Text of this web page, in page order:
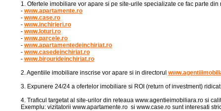
1. Ofertele imobiliare vor apare si pe site-urile specializate ce fac parte
- www.apartamente.ro
- www.case.ro
- www.inchirieri.ro
- www.loturi.ro
- www.parcele.ro
- www.apartamentedeinchiriat.ro
- www.casedeinchiriat.ro
- www.birourideinchiriat.ro
2. Agentiile imobiliare inscrise vor apare si in directorul
3. Expunere 24/24 a ofertelor imobiliare si ROI (return of investment)
4. Traficul targetat al site-urilor din reteaua www.agentieimobiliara.ro si
Exemplu: vizitatorii www.apartamente.ro si www.case.ro sunt interesati